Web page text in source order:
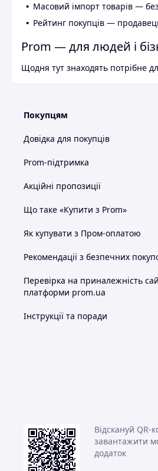
Масовий імпорт товарів —
Рейтинг покупців —
Prom — для людей і
Щодня тут знаходять потрібне
Покупцям
Довідка для покупців
Prom-підтримка
Акційні пропозиції
Що таке «Купити з Prom»
Як купувати з Пром-оплатою
Рекомендації з безпечних
Перевірка на приналежність
платформи prom.ua
Інструкції та поради
Відскануй QR-
завантажити
додаток